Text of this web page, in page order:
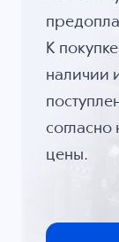
К
наличии
согласно
цены.